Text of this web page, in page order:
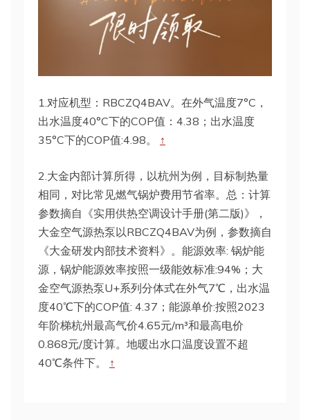
1.对应机型：RBCZQ4BAV。在外气温度7°C，
出水温度40°C下的COP值：4.38；出水温度
35°C下的COP值:4.98。 ↑
2.大金内部计算所得，以杭州为例，目标制热量
相同，对比常见燃气锅炉费用节省率。总：计算
参数摘自《实用供热空调设计手册(第二版)》，
大金空气源热泵以RBCZQ4BAV为例，参数摘自
《大金研发内部技术资料》。能源效率: 锅炉能
源，锅炉能源效率按照一级能效标准:94%；大
金空气源热泵U+系列分体式在外气7℃，出水温
度40℃下的COP值: 4.37；能源单价:按照2023
年阶梯杭州最高气价4.65元/m³和最高电价
0.868元/度计算。地暖出水口温度设置不超
40℃条件下。 ↑